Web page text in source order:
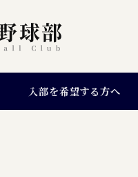
入部を希望する方へ